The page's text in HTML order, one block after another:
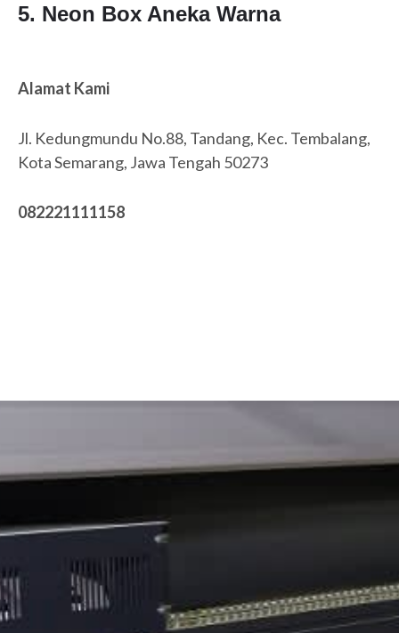
5. Neon Box Aneka Warna
Alamat Kami
Jl. Kedungmundu No.88, Tandang, Kec. Tembalang,
Kota Semarang, Jawa Tengah 50273
082221111158